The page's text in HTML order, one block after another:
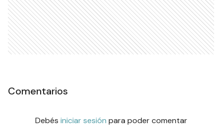
Comentarios
Debés iniciar sesión para poder comentar